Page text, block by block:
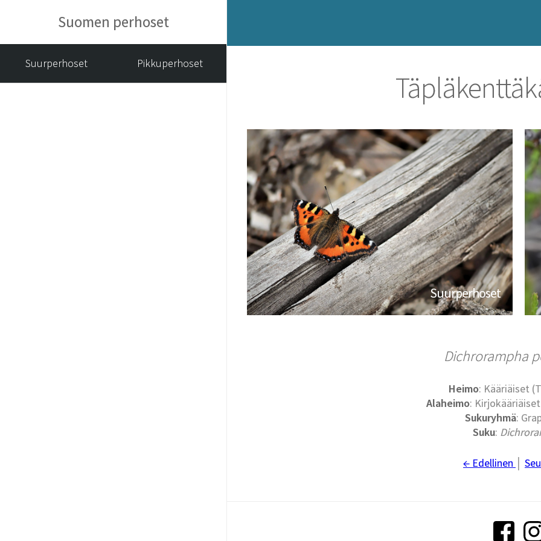
Suomen perhoset
Suurperhoset Pikkuperhoset
Suurperhoset
Dichrorampha
Heimo: Kääriäiset
Alaheimo:
Sukuryhmä:
Suku:
← Edellinen